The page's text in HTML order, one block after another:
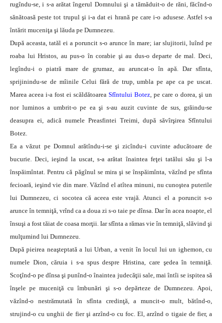
rugîndu-se, i s-a arătat îngerul Domnului şi a tămăduit-o de răni, făcînd-o
sănătoasă peste tot trupul şi i-a dat ei hrană pe care i-o adusese. Astfel s-a
întărit muceniţa şi lăuda pe Dumnezeu.
După aceasta, tatăl ei a poruncit s-o arunce în mare; iar slujitorii, luînd pe
roaba lui Hristos, au pus-o în corabie şi au dus-o departe de mal. Deci,
legîndu-i o piatră mare de grumaz, au aruncat-o în apă. Dar sfînta,
sprijinindu-se de mîinile Celui fără de trup, umbla pe ape ca pe uscat.
Marea aceea i-a fost ei scăldătoarea Sfîntului Botez, pe care o dorea, şi un
nor luminos a umbrit-o pe ea şi s-au auzit cuvinte de sus, grăindu-se
deasupra ei, adică numele Preasfintei Treimi, după săvîrşirea Sfîntului
Botez.
Ea a văzut pe Domnul arătîndu-i-se şi zicîndu-i cuvinte aducătoare de
bucurie. Deci, ieşind la uscat, s-a arătat înaintea feţei tatălui său şi l-a
înspăimîntat. Pentru că păgînul se mira şi se înspăimînta, văzînd pe sfînta
fecioară, ieşind vie din mare. Văzînd el atîtea minuni, nu cunoştea puterile
lui Dumnezeu, ci socotea că aceea este vrajă. Atunci el a poruncit s-o
arunce în temniţă, vrînd ca a doua zi s-o taie pe dînsa. Dar în acea noapte, el
însuşi a fost tăiat de coasa morţii. Iar sfînta a rămas vie în temniţă, slăvind şi
mulţumind lui Dumnezeu.
După pieirea neaşteptată a lui Urban, a venit în locul lui un ighemon, cu
numele Dion, căruia i s-a spus despre Hristina, care şedea în temniţă.
Scoţînd-o pe dînsa şi punînd-o înaintea judecăţii sale, mai întîi se ispitea să
înşele pe muceniţă cu îmbunări şi s-o depărteze de Dumnezeu. Apoi,
văzînd-o nestrămutată în sfînta credinţă, a muncit-o mult, bătînd-o,
strujind-o cu unghii de fier şi arzînd-o cu foc. El, arzînd o tigaie de fier, a